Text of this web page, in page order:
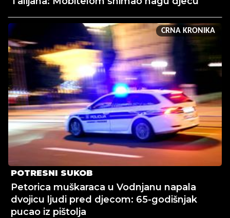
CRNA KRONIKA
POTRESNI SUKOB
Petorica muškaraca u Vodnjanu napala
dvojicu ljudi pred djecom: 65-godišnjak
pucao iz pištolja